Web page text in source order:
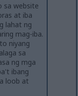
sa website
at iba
lahat ng
mag-iba.
niyang
sa
ng mga
ibang
loob at